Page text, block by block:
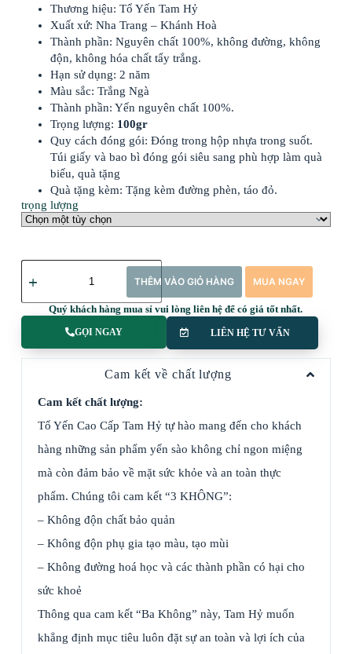
Thương hiệu: Tổ Yến Tam Hỷ
Xuất xứ: Nha Trang – Khánh Hoà
Thành phần: Nguyên chất 100%, không đường, không
độn, không hóa chất tẩy trắng.
Hạn sử dụng: 2 năm
Màu sắc: Trắng Ngà
Thành phần: Yến nguyên chất 100%.
Trọng lượng: 100gr
Quy cách đóng gói: Đóng trong hộp nhựa trong suốt.
Túi giấy và bao bì đóng gói siêu sang phù hợp làm quà
biếu, quà tặng
Quà tặng kèm: Tặng kèm đường phèn, táo đỏ.
trọng lượng
THÊM VÀO GIỎ HÀNG MUA NGAY
Quý khách hàng mua sỉ vui lòng liên hệ để có giá tốt nhất.
GỌI NGAY LIÊN HỆ TƯ VẤN
Cam kết về chất lượng
Cam kết chất lượng:
Tổ Yến Cao Cấp Tam Hỷ tự hào mang đến cho khách
hàng những sản phẩm yến sào không chỉ ngon miệng
mà còn đảm bảo về mặt sức khỏe và an toàn thực
phẩm. Chúng tôi cam kết “3 KHÔNG”:
– Không độn chất bảo quản
– Không độn phụ gia tạo màu, tạo mùi
– Không đường hoá học và các thành phần có hại cho
sức khoẻ
Thông qua cam kết “Ba Không” này, Tam Hỷ muốn
khẳng định mục tiêu luôn đặt sự an toàn và lợi ích của